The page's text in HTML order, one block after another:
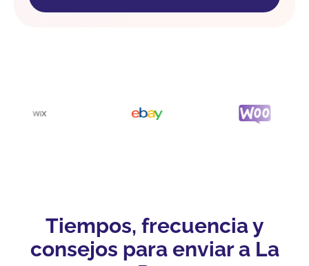
Tiempos, frecuencia y
consejos para enviar a La